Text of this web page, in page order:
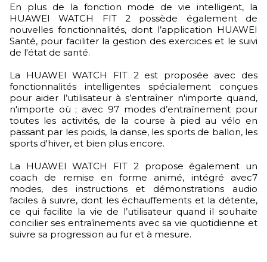
En plus de la fonction mode de vie intelligent, la
HUAWEI WATCH FIT 2 possède également de
nouvelles fonctionnalités, dont l’application HUAWEI
Santé, pour faciliter la gestion des exercices et le suivi
de l'état de santé.
La HUAWEI WATCH FIT 2 est proposée avec des
fonctionnalités intelligentes spécialement conçues
pour aider l’utilisateur à s’entraîner n'importe quand,
n'importe où ; avec 97 modes d’entraînement pour
toutes les activités, de la course à pied au vélo en
passant par les poids, la danse, les sports de ballon, les
sports d'hiver, et bien plus encore.
La HUAWEI WATCH FIT 2 propose également un
coach de remise en forme animé, intégré avec7
modes, des instructions et démonstrations audio
faciles à suivre, dont les échauffements et la détente,
ce qui facilite la vie de l’utilisateur quand il souhaite
concilier ses entraînements avec sa vie quotidienne et
suivre sa progression au fur et à mesure.